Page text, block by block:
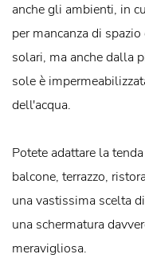
anche gli ambienti, in
per mancanza di
solari, ma anche dalla
sole è
dell'acqua.
Potete adattare la
balcone, terrazzo,
una vastissima scelta
una schermatura
meravigliosa.